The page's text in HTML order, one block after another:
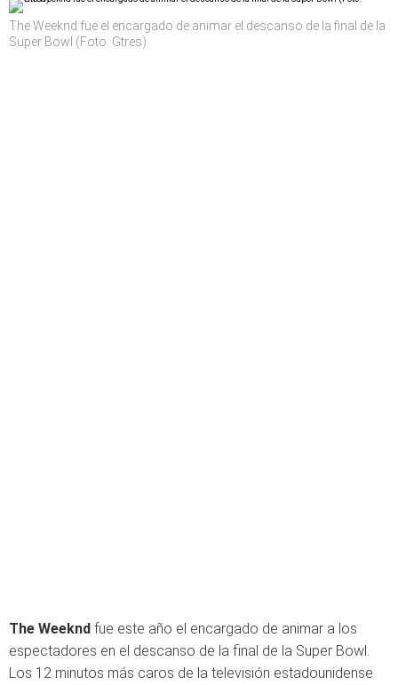
The Weeknd fue el encargado de animar el descanso de la final de la
Super Bowl (Foto: Gtres)
The Weeknd fue este año el encargado de animar a los
espectadores en el descanso de la final de la Super Bowl.
Los 12 minutos más caros de la televisión estadounidense